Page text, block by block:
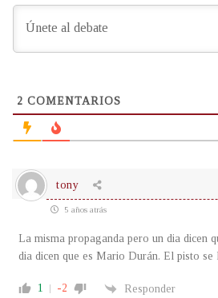
2 COMENTARIOS
tony
5 años atrás
La misma propaganda pero un dia dicen
dia dicen que es Mario Durán. El pisto se
1 -2 Responder